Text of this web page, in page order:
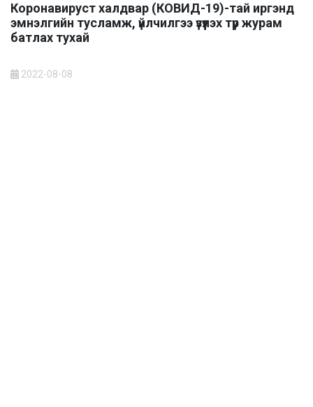
Коронавируст халдвар (КОВИД-19)-тай иргэнд
эмнэлгийн тусламж, үйлчилгээ үзүүлэх түр журам
батлах тухай
2022-08-08